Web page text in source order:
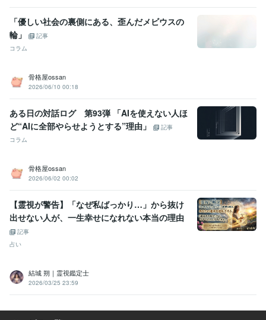
学歴
某国立大学 1979年3月 ~ 1983年2月
「優しい社会の裏側にある、歪んだメビウスの
輪」
記事
コラム
骨格屋ossan
2026/06/10 00:18
ある日の対話ログ 第93弾 「AIを使えない人ほ
ど“AIに全部やらせようとする”理由」
記事
コラム
骨格屋ossan
2026/06/02 00:02
【霊視が警告】「なぜ私ばっかり…」から抜け
出せない人が、一生幸せになれない本当の理由
記事
占い
結城 朔｜霊視鑑定士
2026/03/25 23:59